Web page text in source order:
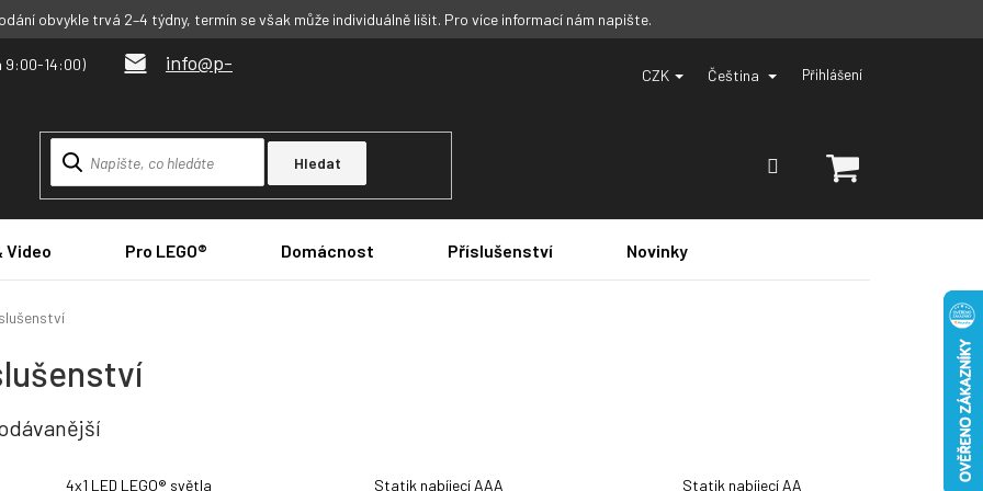
obvykle trvá 2–4 týdny, termín se však může individuálně lišit. Pro více informací nám napište.
info@p-
CZK Čeština Přihlášení
Hledat
KOŠÍK
Video Pro LEGO® Domácnost Příslušenství Novinky
4x1 LED LEGO® světla
Statik nabíjecí AAA
Statik nabíjecí AA